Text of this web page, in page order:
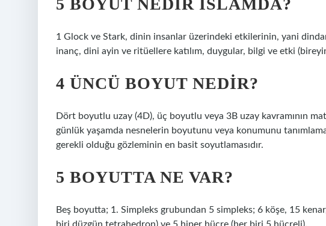
5 BOYUT NEDIR İSLAMDA?
1 Glock ve Stark, dinin insanlar üzerindeki etkilerinin, yani
inanç, dini ayin ve ritüellere katılım, duygular, bilgi ve etki
4 ÜNCÜ BOYUT NEDIR?
Dört boyutlu uzay (4D), üç boyutlu veya 3B uzay kavramının
günlük yaşamda nesnelerin boyutunu veya konumunu
gerekli olduğu gözleminin en basit soyutlamasıdır.
5 BOYUTTA NE VAR?
Beş boyutta; 1. Simpleks grubundan 5 simpleks; 6 köşe, 15